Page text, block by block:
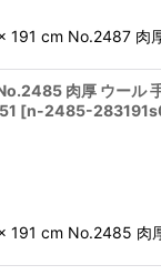
191 cm No.2487 肉
肉厚 ウール
[n-2485-
191 cm No.2485 肉